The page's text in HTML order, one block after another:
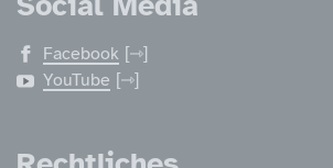
Facebook
YouTube